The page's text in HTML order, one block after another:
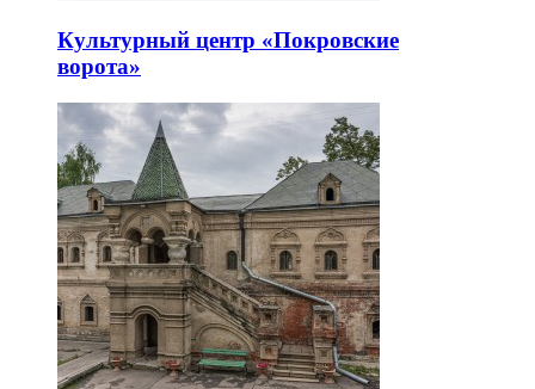
Культурный центр «Покровские
ворота»